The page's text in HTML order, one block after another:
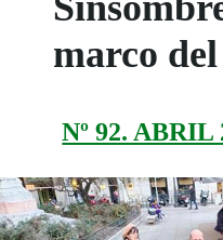
marco
Nº 92. ABRIL